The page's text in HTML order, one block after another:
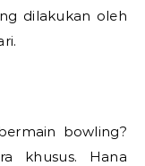
dilakukan oleh
bowling?
khusus. Hana